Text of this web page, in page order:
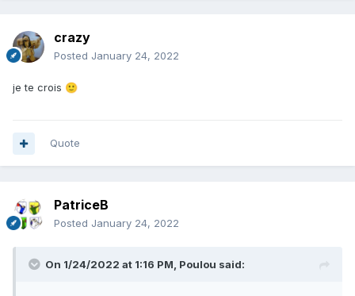
crazy
Posted January 24, 2022
je te crois 🙂
Quote
PatriceB
Posted January 24, 2022
On 1/24/2022 at 1:16 PM, Poulou said: